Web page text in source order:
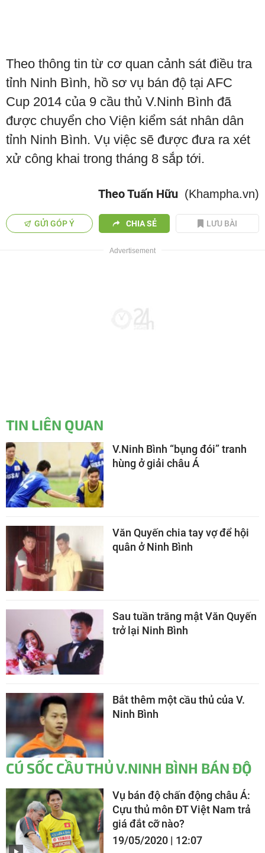
Theo thông tin từ cơ quan cảnh sát điều tra
tỉnh Ninh Bình, hồ sơ vụ bán độ tại AFC
Cup 2014 của 9 cầu thủ V.Ninh Bình đã
được chuyển cho Viện kiểm sát nhân dân
tỉnh Ninh Bình. Vụ việc sẽ được đưa ra xét
xử công khai trong tháng 8 sắp tới.
Theo Tuấn Hữu (Khampha.vn)
GỬI GÓP Ý CHIA SẺ LƯU BÀI
TIN LIÊN QUAN
V.Ninh Bình “bụng đói” tranh
hùng ở giải châu Á
Văn Quyến chia tay vợ để hội
quân ở Ninh Bình
Sau tuần trăng mật Văn Quyến
trở lại Ninh Bình
Bắt thêm một cầu thủ của V.
Ninh Bình
CÚ SỐC CẦU THỦ V.NINH BÌNH BÁN ĐỘ
Vụ bán độ chấn động châu Á:
Cựu thủ môn ĐT Việt Nam trả
giá đắt cỡ nào?
19/05/2020 | 12:07